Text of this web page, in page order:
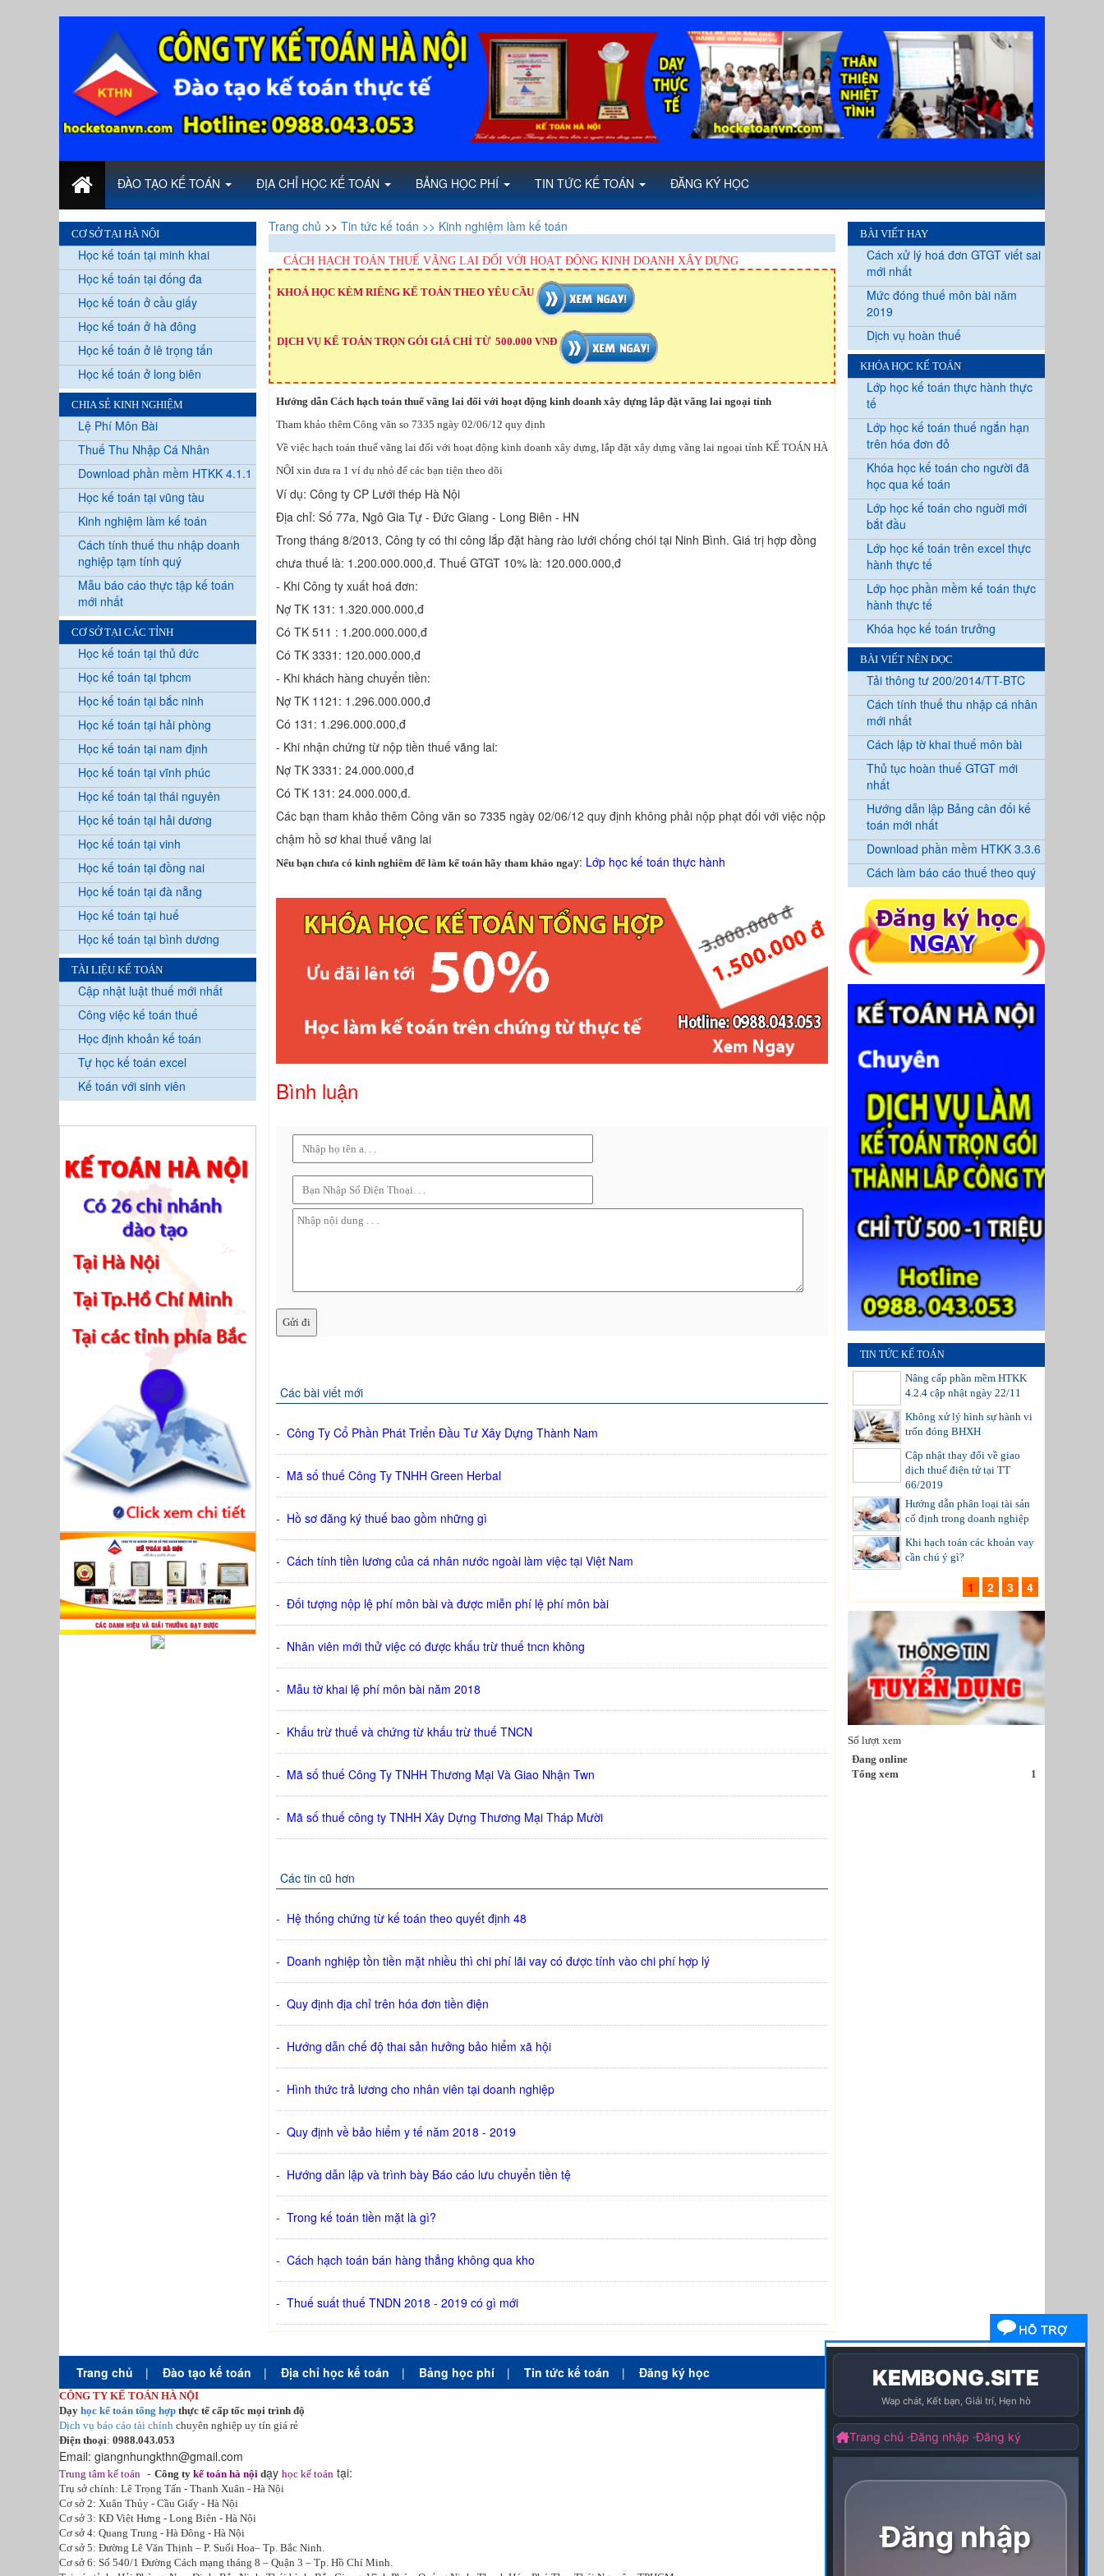
ĐÀO TẠO KẾ TOÁN ĐỊA CHỈ HỌC KẾ TOÁN BẢNG HỌC PHÍ TIN TỨC KẾ TOÁN ĐĂNG KÝ HỌC
CƠ SỞ TẠI HÀ NỘI
Học kế toán tại minh khai
Học kế toán tại đống đa
Học kế toán ở cầu giấy
Học kế toán ở hà đông
Học kế toán ở lê trọng tấn
Học kế toán ở long biên
CHIA SẺ KINH NGHIỆM
Lệ Phí Môn Bài
Thuế Thu Nhập Cá Nhân
Download phần mềm HTKK 4.1.1
Học kế toán tại vũng tàu
Kinh nghiệm làm kế toán
Cách tính thuế thu nhập doanh
nghiệp tạm tính quý
Mẫu báo cáo thực tập kế toán
mới nhất
CƠ SỞ TẠI CÁC TỈNH
Học kế toán tại thủ đức
Học kế toán tại tphcm
Học kế toán tại bắc ninh
Học kế toán tại hải phòng
Học kế toán tại nam định
Học kế toán tại vĩnh phúc
Học kế toán tại thái nguyên
Học kế toán tại hải dương
Học kế toán tại vinh
Học kế toán tại đồng nai
Học kế toán tại đà nẵng
Học kế toán tại huế
Học kế toán tại bình dương
TÀI LIỆU KẾ TOÁN
Cập nhật luật thuế mới nhất
Công việc kế toán thuế
Học định khoản kế toán
Tự học kế toán excel
Kế toán với sinh viên
Trang chủ >> Tin tức kế toán >> Kinh nghiệm làm kế toán
CÁCH HẠCH TOÁN THUẾ VÃNG LAI ĐỐI VỚI HOẠT ĐỘNG KINH DOANH XÂY DỰNG
KHOÁ HỌC KÈM RIÊNG KẾ TOÁN THEO YÊU CẦU
DỊCH VỤ KẾ TOÁN TRỌN GÓI GIÁ CHỈ TỪ 500.000 VNĐ
Hướng dẫn Cách hạch toán thuế vãng lai đối với hoạt động kinh doanh xây dựng lắp đặt vãng lai ngoại tỉnh
Tham khảo thêm Công văn so 7335 ngày 02/06/12 quy định
Về việc hạch toán thuế vãng lai đối với hoạt động kinh doanh xây dựng, lắp đặt xây dựng vãng lai ngoại tỉnh KẾ TOÁN HÀ
NỘI xin đưa ra 1 ví dụ nhỏ để các bạn tiện theo dõi
Ví dụ: Công ty CP Lưới thép Hà Nội
Địa chỉ: Số 77a, Ngô Gia Tự - Đức Giang - Long Biên - HN
Trong tháng 8/2013, Công ty có thi công lắp đặt hàng rào lưới chống chói tại Ninh Bình. Giá trị hợp đồng
chưa thuế là: 1.200.000.000,đ. Thuế GTGT 10% là: 120.000.000,đ
- Khi Công ty xuất hoá đơn:
Nợ TK 131: 1.320.000.000,đ
Có TK 511 : 1.200.000.000,đ
Có TK 3331: 120.000.000,đ
- Khi khách hàng chuyển tiền:
Nợ TK 1121: 1.296.000.000,đ
Có 131: 1.296.000.000,đ
- Khi nhận chứng từ nộp tiền thuế vãng lai:
Nợ TK 3331: 24.000.000,đ
Có TK 131: 24.000.000,đ.
Các bạn tham khảo thêm Công văn so 7335 ngày 02/06/12 quy định không phải nộp phạt đối với việc nộp
chậm hồ sơ khai thuế vãng lai
Nếu bạn chưa có kinh nghiêm để làm kế toán hãy tham khảo ngay: Lớp học kế toán thực hành
Bình luận
Các bài viết mới
- Công Ty Cổ Phần Phát Triển Đầu Tư Xây Dựng Thành Nam
- Mã số thuế Công Ty TNHH Green Herbal
- Hồ sơ đăng ký thuế bao gồm những gì
- Cách tính tiền lương của cá nhân nước ngoài làm việc tại Việt Nam
- Đối tượng nộp lệ phí môn bài và được miễn phí lệ phí môn bài
- Nhân viên mới thử việc có được khấu trừ thuế tncn không
- Mẫu tờ khai lệ phí môn bài năm 2018
- Khấu trừ thuế và chứng từ khấu trừ thuế TNCN
- Mã số thuế Công Ty TNHH Thương Mại Và Giao Nhận Twn
- Mã số thuế công ty TNHH Xây Dựng Thương Mại Tháp Mười
Các tin cũ hơn
- Hệ thống chứng từ kế toán theo quyết định 48
- Doanh nghiệp tồn tiền mặt nhiều thì chi phí lãi vay có được tính vào chi phí hợp lý
- Quy định địa chỉ trên hóa đơn tiền điện
- Hướng dẫn chế độ thai sản hưởng bảo hiểm xã hội
- Hình thức trả lương cho nhân viên tại doanh nghiệp
- Quy định về bảo hiểm y tế năm 2018 - 2019
- Hướng dẫn lập và trình bày Báo cáo lưu chuyển tiền tệ
- Trong kế toán tiền mặt là gì?
- Cách hạch toán bán hàng thẳng không qua kho
- Thuế suất thuế TNDN 2018 - 2019 có gì mới
BÀI VIẾT HAY
Cách xử lý hoá đơn GTGT viết sai
mới nhất
Mức đóng thuế môn bài năm
2019
Dịch vụ hoàn thuế
KHÓA HỌC KẾ TOÁN
Lớp học kế toán thực hành thực
tế
Lớp học kế toán thuế ngắn hạn
trên hóa đơn đỏ
Khóa học kế toán cho người đã
học qua kế toán
Lớp học kế toán cho nguời mới
bắt đầu
Lớp học kế toán trên excel thực
hành thực tế
Lớp học phần mềm kế toán thực
hành thực tế
Khóa học kế toán trưởng
BÀI VIẾT NÊN ĐỌC
Tải thông tư 200/2014/TT-BTC
Cách tính thuế thu nhập cá nhân
mới nhất
Cách lập tờ khai thuế môn bài
Thủ tục hoàn thuế GTGT mới
nhất
Hướng dẫn lập Bảng cân đối kế
toán mới nhất
Download phần mềm HTKK 3.3.6
Cách làm báo cáo thuế theo quý
TIN TỨC KẾ TOÁN
Nâng cấp phần mềm HTKK
4.2.4 cập nhật ngày 22/11
Không xử lý hình sự hành vi
trốn đóng BHXH
Cập nhật thay đổi về giao
dịch thuế điện tử tại TT
66/2019
Hướng dẫn phân loại tài sản
cố định trong doanh nghiệp
Khi hạch toán các khoản vay
cần chú ý gì?
1 2 3 4
Số lượt xem
Đang online
Tổng xem
1
Trang chủ | Đào tạo kế toán | Địa chỉ học kế toán | Bảng học phí | Tin tức kế toán | Đăng ký học
CÔNG TY KẾ TOÁN HÀ NỘI
Dạy học kế toán tổng hợp thực tế cấp tốc mọi trình độ
Dịch vụ báo cáo tài chính chuyên nghiệp uy tín giá rẻ
Điện thoại: 0988.043.053
Email: giangnhungkthn@gmail.com
Trung tâm kế toán - Công ty kế toán hà nội dạy học kế toán tại:
Trụ sở chính: Lê Trọng Tấn - Thanh Xuân - Hà Nội
Cơ sở 2: Xuân Thủy - Cầu Giấy - Hà Nội
Cơ sở 3: KĐ Việt Hưng - Long Biên - Hà Nội
Cơ sở 4: Quang Trung - Hà Đông - Hà Nội
Cơ sở 5: Đường Lê Văn Thịnh – P. Suối Hoa– Tp. Bắc Ninh.
Cơ sở 6: Số 540/1 Đường Cách mạng tháng 8 – Quận 3 – Tp. Hồ Chí Minh.